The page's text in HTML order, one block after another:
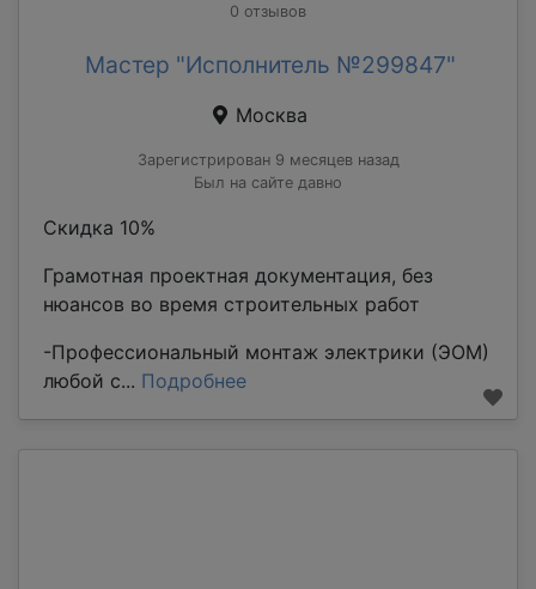
0 отзывов
Мастер "Исполнитель №299847"
Москва
Зарегистрирован 9 месяцев назад
Был на сайте давно
Скидка 10%
Грамотная проектная документация, без
нюансов во время строительных работ
-Профессиональный монтаж электрики (ЭОМ)
любой с... Подробнее